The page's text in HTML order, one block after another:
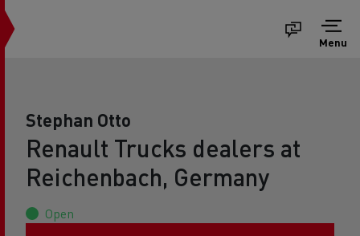
Menu
Stephan Otto
Renault Trucks dealers at
Reichenbach, Germany
Open